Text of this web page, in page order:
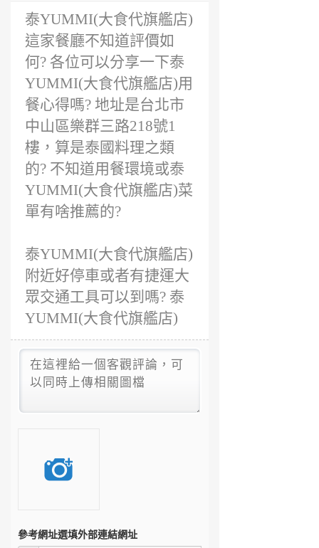
泰YUMMI(大食代旗艦店)
這家餐廳不知道評價如
何? 各位可以分享一下泰
YUMMI(大食代旗艦店)用
餐心得嗎? 地址是台北市
中山區樂群三路218號1
樓，算是泰國料理之類
的? 不知道用餐環境或泰
YUMMI(大食代旗艦店)菜
單有啥推薦的?
泰YUMMI(大食代旗艦店)
附近好停車或者有捷運大
眾交通工具可以到嗎? 泰
YUMMI(大食代旗艦店)
參考網址選填外部連結網址